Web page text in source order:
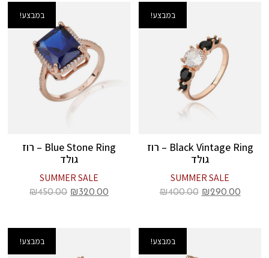
במבצע!
Black Vintage Ring – רוז
גולד
SUMMER SALE
₪290.00
₪400.00
במבצע!
Blue Stone Ring – רוז
גולד
SUMMER SALE
₪320.00
₪450.00
במבצע! במבצע!